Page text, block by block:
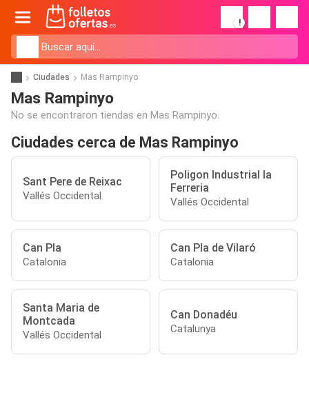
!
Ciudades Mas Rampinyo
Mas Rampinyo
No se encontraron tiendas en Mas Rampinyo.
Ciudades cerca de Mas Rampinyo
Sant Pere de Reixac
Vallés Occidental
Poligon Industrial la
Ferreria
Vallés Occidental
Can Pla
Catalonia
Can Pla de Vilaró
Catalonia
Santa Maria de
Montcada
Vallés Occidental
Can Donadéu
Catalunya